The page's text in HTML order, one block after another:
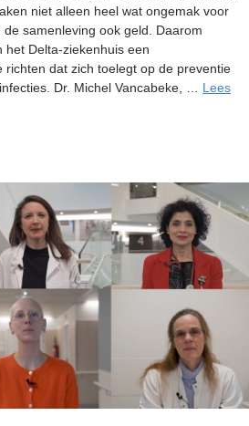
niet alleen heel wat ongemak voor
samenleving ook geld. Daarom
het Delta-ziekenhuis een
richten dat zich toelegt op de preventie
Dr. Michel Vancabeke, … Lees